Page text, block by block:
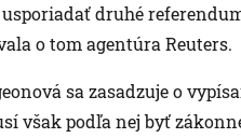
druhé
o tom agentúra Reuters.
sa zasadzuje o
však podľa nej byť